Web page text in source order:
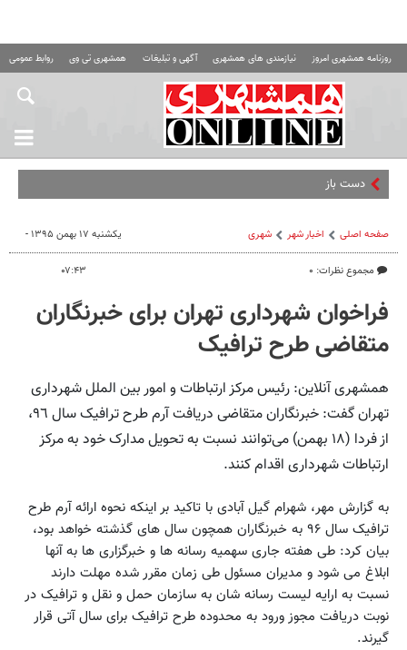
روزنامه همشهری امروز نیازمندی های همشهری آگهی و تبلیغات همشهری تی وی روابط عمومی
دست باز ایران در
صفحه اصلی اخبار شهر شهری
مجموع نظرات: ۰
یکشنبه ۱۷ بهمن ۱۳۹۵ -
۰۷:۴۳
فراخوان شهرداری تهران برای خبرنگاران
متقاضی طرح ترافیک
همشهری آنلاین: رئیس مرکز ارتباطات و امور بین الملل شهرداری
تهران گفت: خبرنگاران متقاضی دریافت آرم طرح ترافیک سال ٩٦،
از فردا (۱۸ بهمن) می‌توانند نسبت به تحویل مدارک خود به مرکز
ارتباطات شهرداری اقدام کنند.
به گزارش مهر، شهرام گیل آبادی با تاکید بر اینکه نحوه ارائه آرم طرح
ترافیک سال ۹۶ به خبرنگاران همچون سال های گذشته خواهد بود،
بیان کرد: طی هفته جاری سهمیه رسانه ها و خبرگزاری ها به آنها
ابلاغ می شود و مدیران مسئول طی زمان مقرر شده مهلت دارند
نسبت به ارایه لیست رسانه شان به سازمان حمل و نقل و ترافیک در
نوبت دریافت مجوز ورود به محدوده طرح ترافیک برای سال آتی قرار
گیرند.